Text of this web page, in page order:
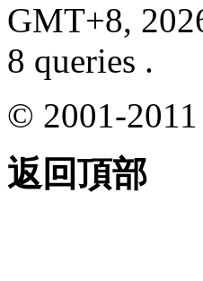
GMT+8,
8 queries .
© 2001-
返回頂部